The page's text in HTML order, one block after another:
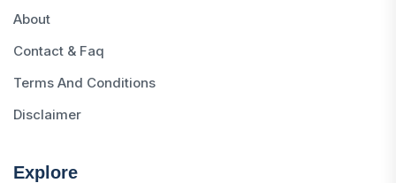
About
Contact & Faq
Terms And Conditions
Disclaimer
Explore